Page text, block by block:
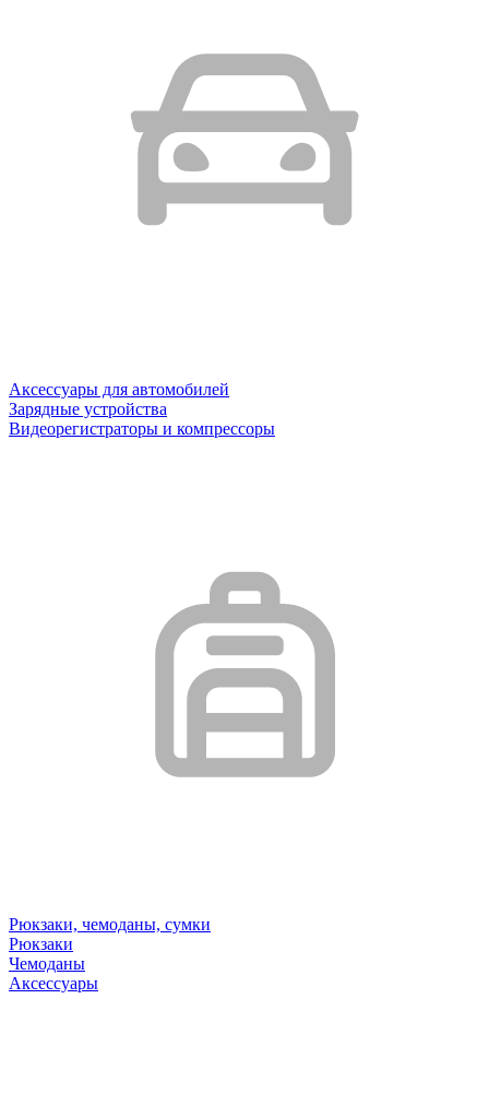
Аксессуары для автомобилей
Зарядные устройства
Видеорегистраторы и компрессоры
Рюкзаки, чемоданы, сумки
Рюкзаки
Чемоданы
Аксессуары